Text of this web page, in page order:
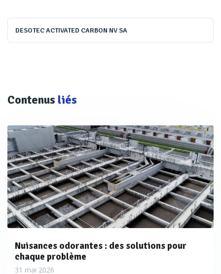
DESOTEC ACTIVATED CARBON NV SA
Contenus liés
Nuisances odorantes : des solutions pour
chaque problème
31 mai 2026